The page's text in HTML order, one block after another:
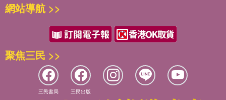
網站導航 >>
聚焦三民 >>
三民書局 三民出版